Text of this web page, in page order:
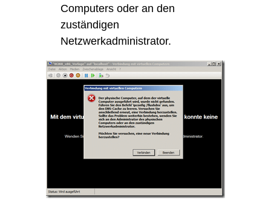
Computers oder an den
zuständigen
Netzwerkadministrator.